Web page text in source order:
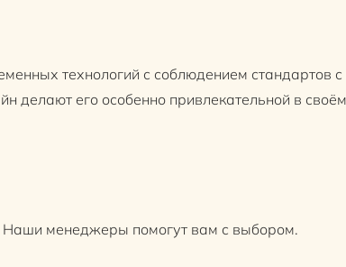
технологий с соблюдением стандартов
делают его особенно привлекательной в
Наши менеджеры помогут вам с выбором.